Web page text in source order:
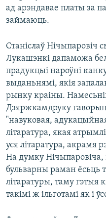
ад арэндавае платы за
займаюць.
Станіслаў Нічыпаровіч
Лукашэнкі дапаможа
прадукцыі нароўні
выданьнямі, якія
рынку краіны.
Дзяржкамдруку
"навуковая,
літаратура, якая
уся літаратура, акрамя
На думку Нічыпаровіча,
бульварны раман ёсьць
літаратуры, таму гэтыя
такімі ж ільготамі як і